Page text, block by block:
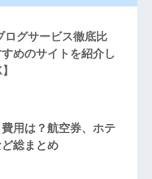
ログサービス徹底比
めのサイトを紹介し
用は？航空券、ホテ
総まとめ